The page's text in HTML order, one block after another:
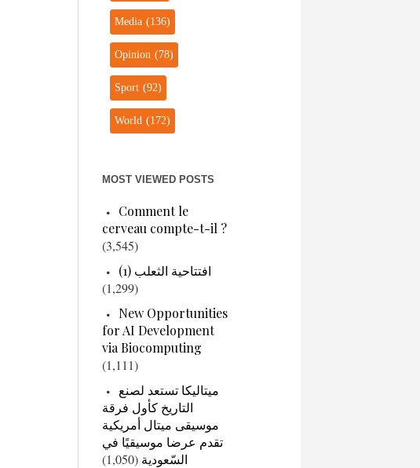
Media(136)
Opinion(78)
Sport(92)
World(172)
MOST VIEWED POSTS
Comment le
cerveau compte-t-il ?
(3,545)
افتتاحية الثعلب (1)
(1,299)
New Opportunities
for AI Development
via Biocomputing
(1,111)
ميتاليكا تستعد لصنع
التاريخ كأول فرقة
موسيقى ميتال أمريكية
تقدم عرضا موسيقيًا في
السّعودية (1,050)